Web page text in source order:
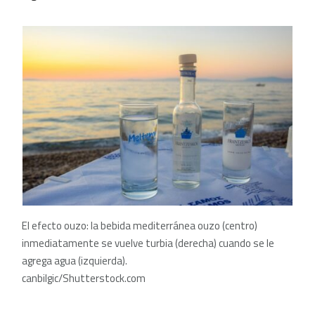
El efecto ouzo: la bebida mediterránea ouzo (centro)
inmediatamente se vuelve turbia (derecha) cuando se le
agrega agua (izquierda).
canbilgic/Shutterstock.com